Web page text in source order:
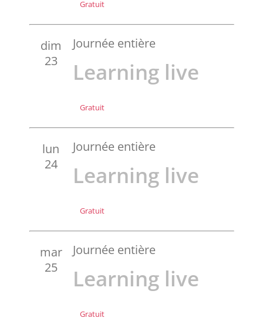
Gratuit
dim
23
Journée entière
Learning live
Gratuit
lun
24
Journée entière
Learning live
Gratuit
mar
25
Journée entière
Learning live
Gratuit